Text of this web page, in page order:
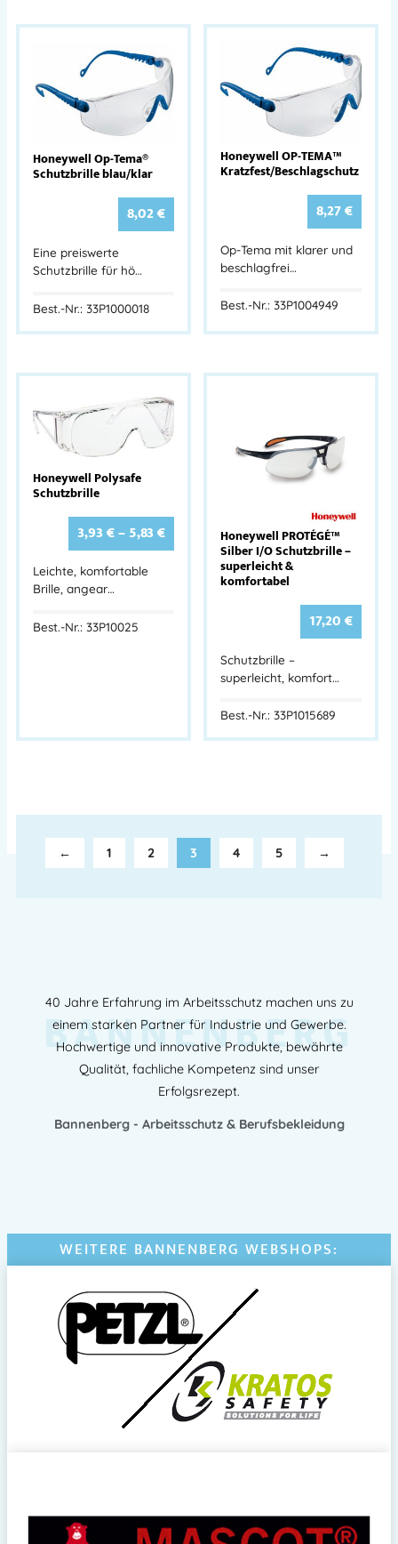
Honeywell Op-Tema®
Schutzbrille blau/klar
8,02€
Eine preiswerte
Schutzbrille für hö…
Best.-Nr.: 33P1000018
Honeywell OP-TEMA™
Kratzfest/Beschlagschutz
8,27€
Op-Tema mit klarer und
beschlagfrei…
Best.-Nr.: 33P1004949
Honeywell Polysafe
Schutzbrille
3,93€–5,83€
Leichte, komfortable
Brille, angear…
Best.-Nr.: 33P10025
Honeywell PROTÉGÉ™
Silber I/O Schutzbrille –
superleicht &
komfortabel
17,20€
Schutzbrille –
superleicht, komfort…
Best.-Nr.: 33P1015689
← 1 2 3 4 5 →
40 Jahre Erfahrung im Arbeitsschutz machen uns zu
einem starken Partner für Industrie und Gewerbe.
Hochwertige und innovative Produkte, bewährte
Qualität, fachliche Kompetenz sind unser
Erfolgsrezept.
Bannenberg - Arbeitsschutz & Berufsbekleidung
BANNENBERG
WEITERE BANNENBERG WEBSHOPS: